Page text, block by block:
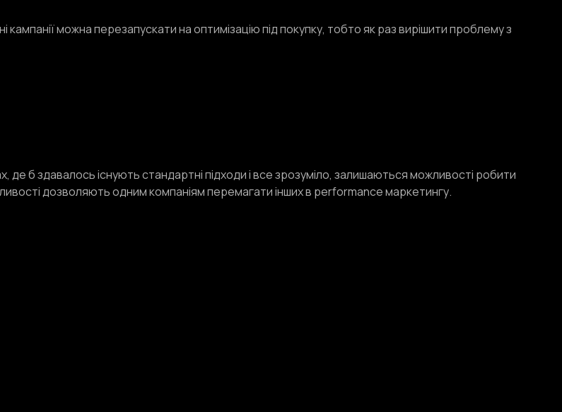
кампанії можна перезапускати на оптимізацію під покупку, тобто як раз вирішити проблему з
де б здавалось існують стандартні підходи і все зрозуміло, залишаються можливості робити
дозволяють одним компаніям перемагати інших в performance маркетингу.